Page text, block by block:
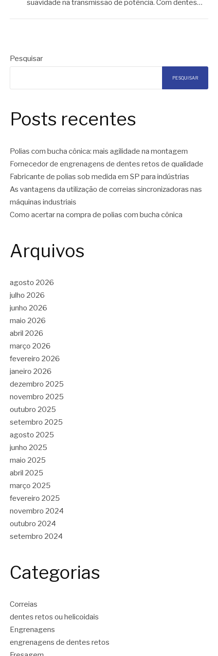
suavidade na transmissão de potência. Com dentes…
Pesquisar
PESQUISAR
Posts recentes
Polias com bucha cônica: mais agilidade na montagem
Fornecedor de engrenagens de dentes retos de qualidade
Fabricante de polias sob medida em SP para indústrias
As vantagens da utilização de correias sincronizadoras nas
máquinas industriais
Como acertar na compra de polias com bucha cônica
Arquivos
agosto 2026
julho 2026
junho 2026
maio 2026
abril 2026
março 2026
fevereiro 2026
janeiro 2026
dezembro 2025
novembro 2025
outubro 2025
setembro 2025
agosto 2025
junho 2025
maio 2025
abril 2025
março 2025
fevereiro 2025
novembro 2024
outubro 2024
setembro 2024
Categorias
Correias
dentes retos ou helicoidais
Engrenagens
engrenagens de dentes retos